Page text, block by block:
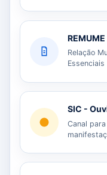
REMUME
Relação
Essenciais
SIC -
Canal